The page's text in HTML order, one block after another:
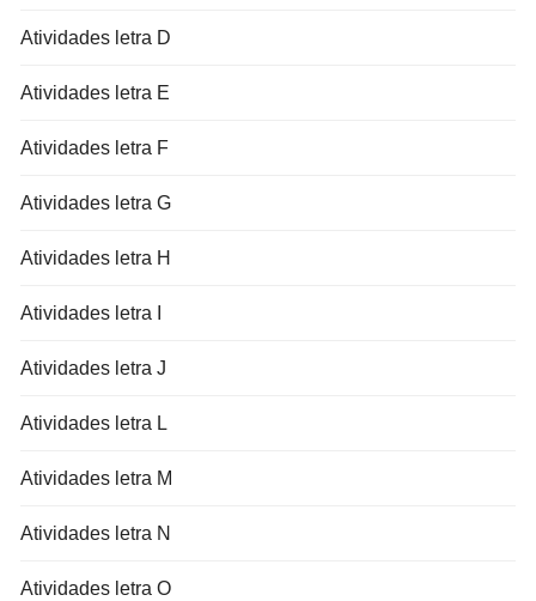
Atividades letra D
Atividades letra E
Atividades letra F
Atividades letra G
Atividades letra H
Atividades letra I
Atividades letra J
Atividades letra L
Atividades letra M
Atividades letra N
Atividades letra O